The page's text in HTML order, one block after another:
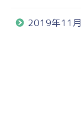
2019年11月